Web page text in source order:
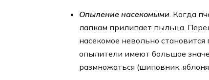
Опыление насекомыми. Когда
лапкам прилипает пыльца.
насекомое невольно
опылители имеют большое
размножаться (шиповник,